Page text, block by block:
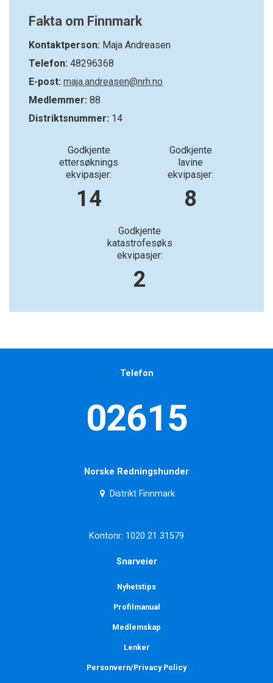
Fakta om Finnmark
Kontaktperson: Maja Andreasen
Telefon: 48296368
E-post: maja.andreasen@nrh.no
Medlemmer: 88
Distriktsnummer: 14
Godkjente
ettersøknings
ekvipasjer:
14
Godkjente
lavine
ekvipasjer:
8
Godkjente
katastrofesøks
ekvipasjer:
2
Telefon
02615
Norske Redningshunder
Distrikt Finnmark
Kontonr: 1020 21 31579
Snarveier
Nyhetstips
Profilmanual
Medlemskap
Lenker
Personvern/Privacy Policy